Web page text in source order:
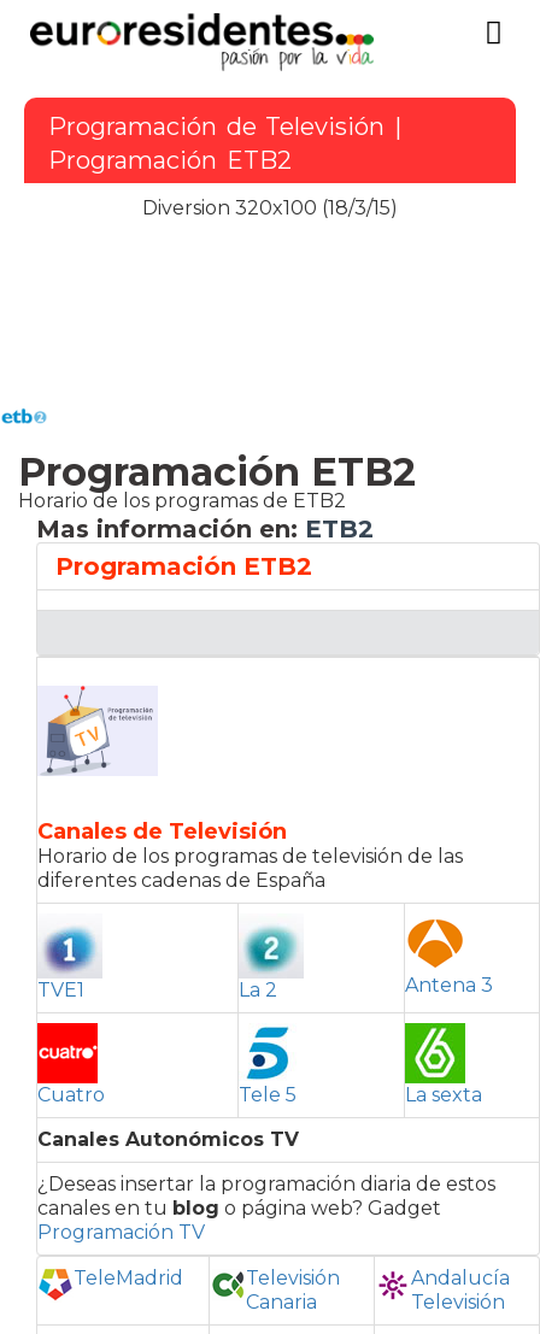
Programación de Televisión
Programación ETB2
Diversion 320x100 (18/3/15)
Programación ETB2
Horario de los programas de ETB2
Mas información en: ETB2
Programación ETB2
Canales de Televisión
Horario de los programas de televisión de las
diferentes cadenas de España
TVE1 La 2 Antena 3
Cuatro Tele 5
La sexta
Canales Autonómicos TV
¿Deseas insertar la programación diaria de estos
canales en tu blog o página web? Gadget
Programación TV
TeleMadrid
Televisión
Canaria
Andalucía
Televisión